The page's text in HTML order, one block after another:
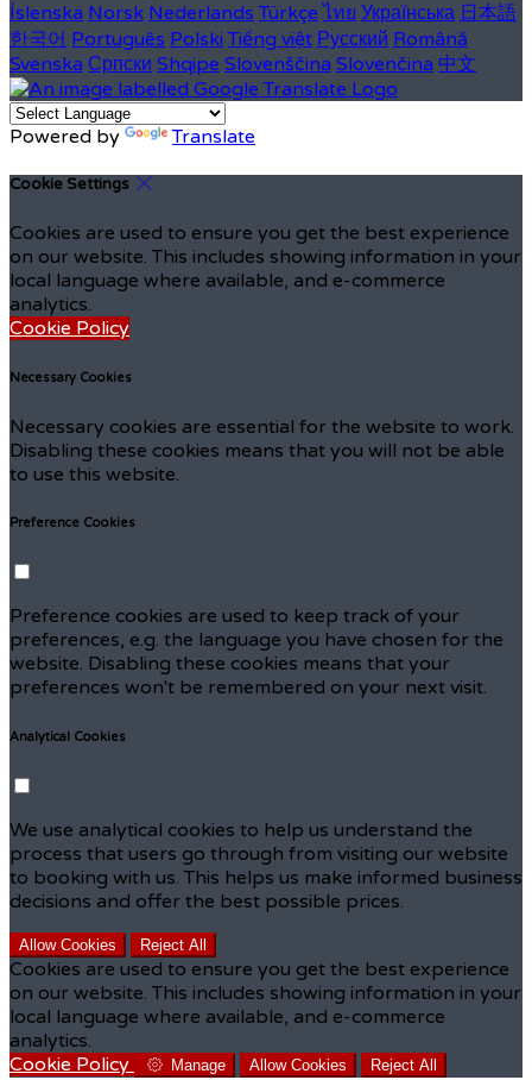
Íslenska Norsk Nederlands Türkçe ไทย Українська 日本語
한국어 Português Polski Tiếng việt Русский Română
Svenska Српски Shqipe Slovenščina Slovenčina 中文
Powered by Translate
Cookie Settings
Cookies are used to ensure you get the best experience
on our website. This includes showing information in your
local language where available, and e-commerce
analytics.
Cookie Policy
Necessary Cookies
Necessary cookies are essential for the website to work.
Disabling these cookies means that you will not be able
to use this website.
Preference Cookies
Preference cookies are used to keep track of your
preferences, e.g. the language you have chosen for the
website. Disabling these cookies means that your
preferences won't be remembered on your next visit.
Analytical Cookies
We use analytical cookies to help us understand the
process that users go through from visiting our website
to booking with us. This helps us make informed business
decisions and offer the best possible prices.
Allow Cookies Reject All
Cookies are used to ensure you get the best experience
on our website. This includes showing information in your
local language where available, and e-commerce
analytics.
Cookie Policy
Manage Allow Cookies Reject All